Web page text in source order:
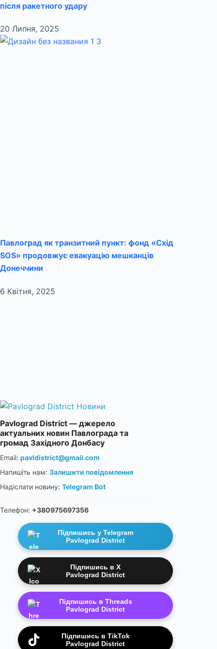
після ракетного удару
20 Липня, 2025
Павлоград як транзитний пункт: фонд «Схід
SOS» продовжує евакуацію мешканців
Донеччини
6 Квітня, 2025
Pavlograd District — джерело
актуальних новин Павлограда та
громад Західного Донбасу
Email: pavldistrict@gmail.com
Напишіть нам: Залишити повідомлення
Надіслати новину: Telegram Bot
Телефон: +380975697356
Підпишись у Telegram
Pavlograd District
Підпишись в X
Pavlograd District
Підпишись в Threads
Pavlograd District
Підпишись в TikTok
Pavlograd District